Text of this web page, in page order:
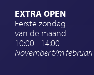
Oldtimer reizen
Oldtimerwerkplaats
Automerk horloges
EXTRA OPEN
Eerste zondag
van de maand
10:00 - 14:00
November t/m februari